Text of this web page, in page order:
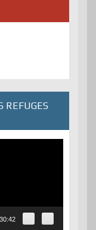
REFUGES